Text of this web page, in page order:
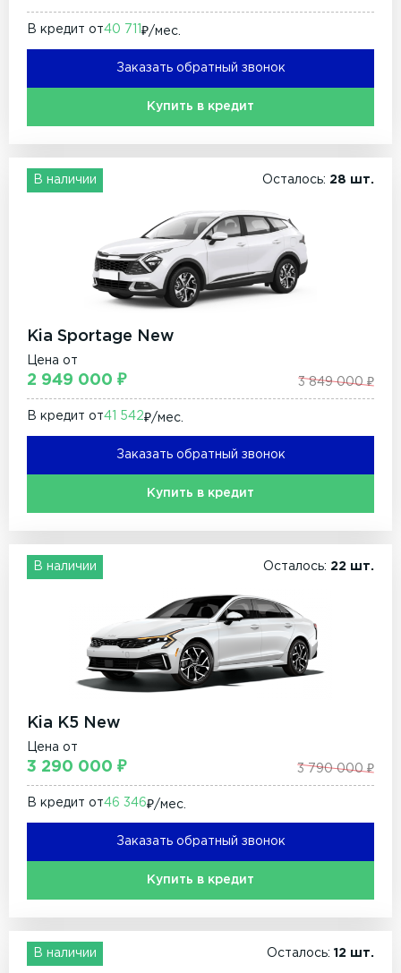
В кредит от40 711 ₽/мec.
Заказать обратный звонок
Купить в кредит
В наличии Осталось: 28 шт.
Kia Sportage New
Цена от
2 949 000 ₽ 3 849 000 ₽
В кредит от41 542₽/мec.
Заказать обратный звонок
Купить в кредит
В наличии Осталось: 22 шт.
Kia K5 New
Цена от
3 290 000 ₽ 3 790 000 ₽
В кредит от46 346₽/мec.
Заказать обратный звонок
Купить в кредит
В наличии Осталось: 12 шт.